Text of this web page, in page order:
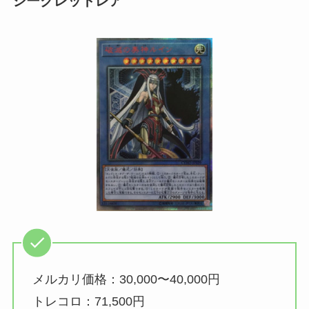
メルカリ価格：30,000〜40,000円
トレコロ：71,500円